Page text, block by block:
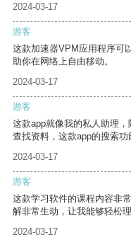
2024-03-17
游客
这款加速器VPM应用程序可
助你在网络上自由移动。
2024-03-17
游客
这款app就像我的私人助理
查找资料，这款app的搜索功
2024-03-17
游客
这款学习软件的课程内容非
解非常生动，让我能够轻松理
2024-03-17